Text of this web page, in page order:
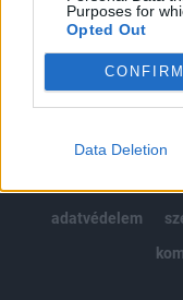
Purposes for
Opted Out
CONFIRM
Data Deletion
adatvédelem